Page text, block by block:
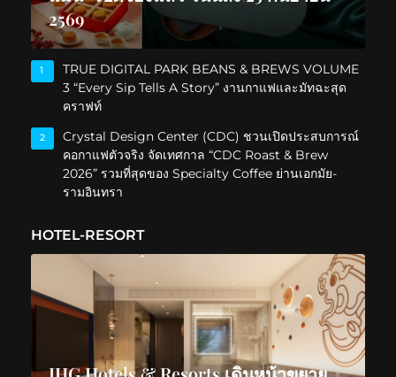
2569
1
TRUE DIGITAL PARK BEANS & BREWS VOLUME
3 “Every Sip Tells A Story” งานกาแฟและมัทฉะสุด
คราฟท์
2
Crystal Design Center (CDC) ชวนเปิดประสบการณ์
คอกาแฟตัวจริง จัดเทศกาล “CDC Roast & Brew
2026” รวมที่สุดของ Specialty Coffee ย่านเอกมัย-
รามอินทรา
HOTEL-RESORT